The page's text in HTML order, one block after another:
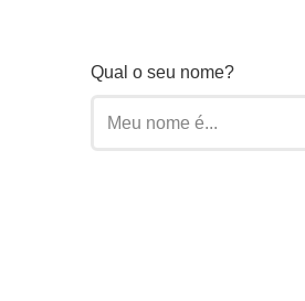
Qual o seu nome?